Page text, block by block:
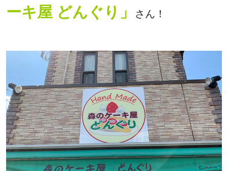
ーキ屋 どんぐり」
さん！